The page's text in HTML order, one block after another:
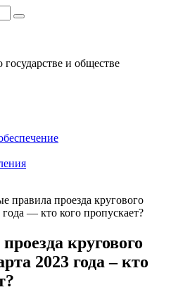
и обществе
правила проезда кругового
— кто кого пропускает?
кругового
2023 года – кто